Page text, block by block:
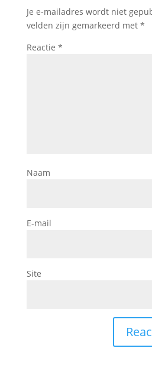
Je e-mailadres wordt niet
velden zijn gemarkeerd met *
Reactie *
Naam
E-mail
Site